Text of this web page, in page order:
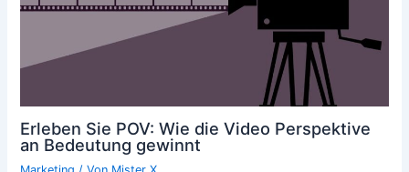
Erleben Sie POV: Wie die Video Perspektive
an Bedeutung gewinnt